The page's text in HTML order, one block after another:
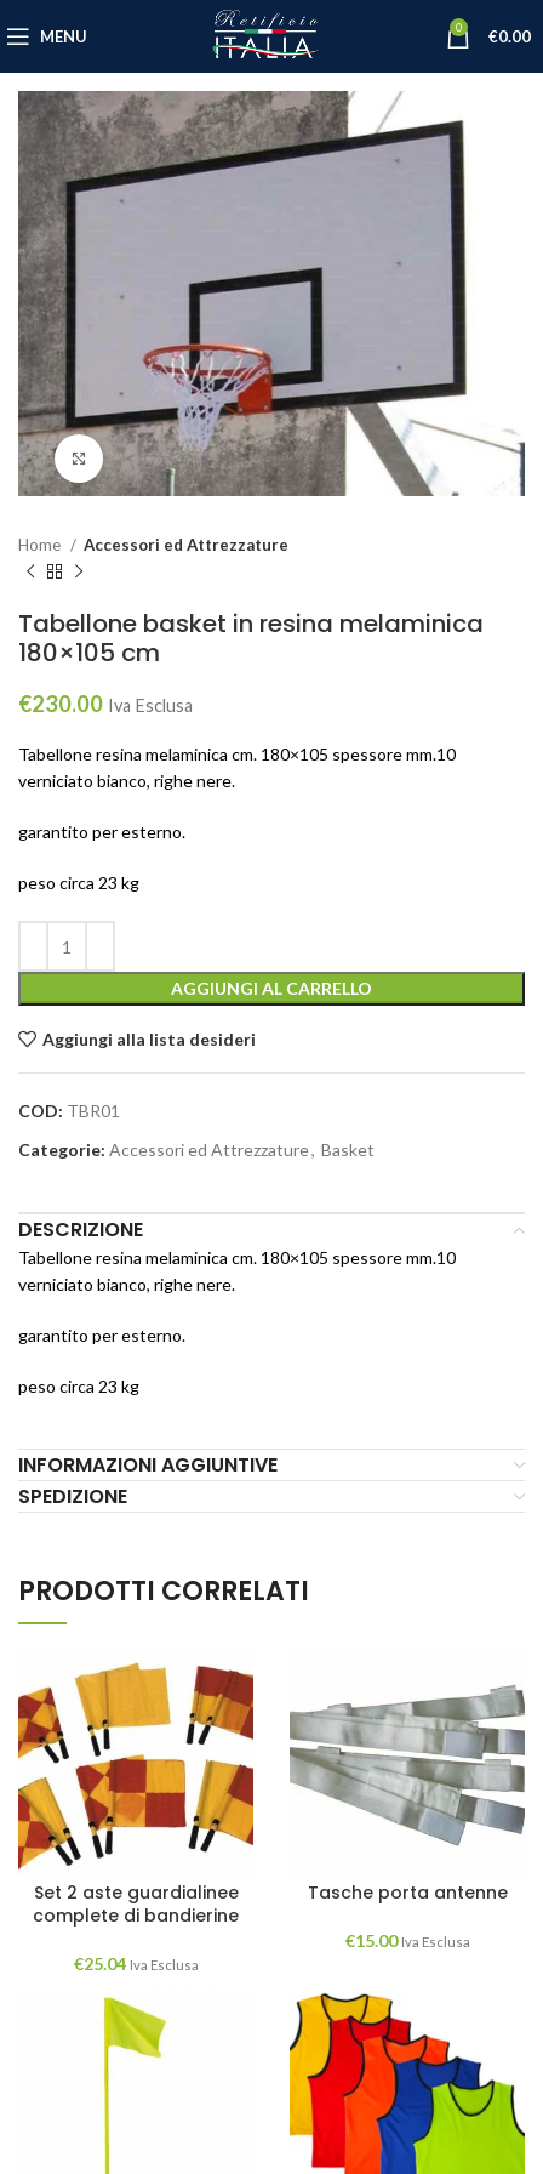
MENU 0 €0.00
Click to enlarge
Home Accessori ed Attrezzature
Tabellone basket in resina melaminica
180×105 cm
€230.00 Iva Esclusa
Tabellone resina melaminica cm. 180×105 spessore mm.10
verniciato bianco, righe nere.
garantito per esterno.
peso circa 23 kg
AGGIUNGI AL CARRELLO
Aggiungi alla lista desideri
COD: TBR01
Categorie: Accessori ed Attrezzature, Basket
DESCRIZIONE
Tabellone resina melaminica cm. 180×105 spessore mm.10
verniciato bianco, righe nere.
garantito per esterno.
peso circa 23 kg
INFORMAZIONI AGGIUNTIVE
SPEDIZIONE
PRODOTTI CORRELATI
Set 2 aste guardialinee
complete di bandierine
€25.04 Iva Esclusa
Tasche porta antenne
€15.00 Iva Esclusa